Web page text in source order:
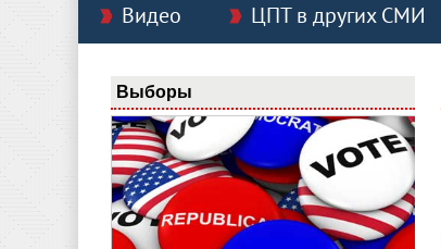
Видео
ЦПТ в других СМИ
Выборы